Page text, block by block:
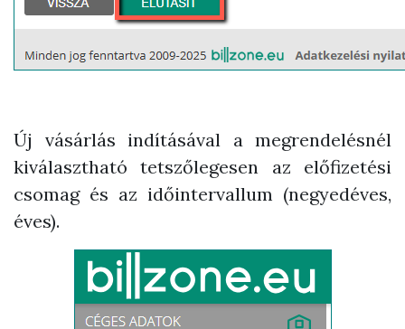
Új vásárlás indításával a megrendelésnél
kiválasztható tetszőlegesen az előfizetési
csomag és az időintervallum (negyedéves,
éves).